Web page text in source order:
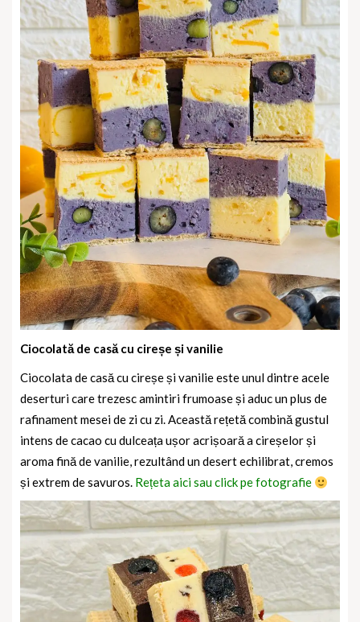
Ciocolată de casă cu cireșe și vanilie
Ciocolata de casă cu cireșe și vanilie este unul dintre acele
deserturi care trezesc amintiri frumoase și aduc un plus de
rafinament mesei de zi cu zi. Această rețetă combină gustul
intens de cacao cu dulceața ușor acrișoară a cireșelor și
aroma fină de vanilie, rezultând un desert echilibrat, cremos
și extrem de savuros. Rețeta aici sau click pe fotografie